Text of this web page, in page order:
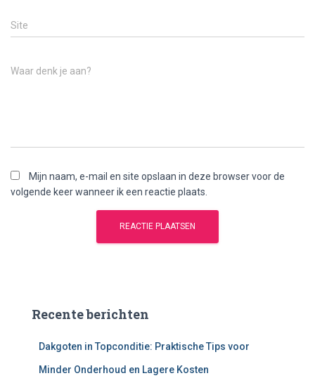
Site
Waar denk je aan?
Mijn naam, e-mail en site opslaan in deze browser voor de
volgende keer wanneer ik een reactie plaats.
Recente berichten
Dakgoten in Topconditie: Praktische Tips voor
Minder Onderhoud en Lagere Kosten